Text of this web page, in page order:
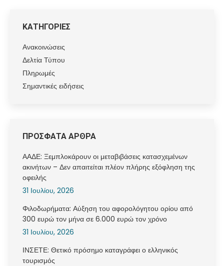
ΚΑΤΗΓΟΡΙΕΣ
Ανακοινώσεις
Δελτία Τύπου
Πληρωμές
Σημαντικές ειδήσεις
ΠΡΟΣΦΑΤΑ ΑΡΘΡΑ
ΑΑΔΕ: Ξεμπλοκάρουν οι μεταβιβάσεις κατασχεμένων
ακινήτων – Δεν απαιτείται πλέον πλήρης εξόφληση της
οφειλής
31 Ιουλίου, 2026
Φιλοδωρήματα: Αύξηση του αφορολόγητου ορίου από
300 ευρώ τον μήνα σε 6.000 ευρώ τον χρόνο
31 Ιουλίου, 2026
ΙΝΣΕΤΕ: Θετικό πρόσημο καταγράφει ο ελληνικός
τουρισμός